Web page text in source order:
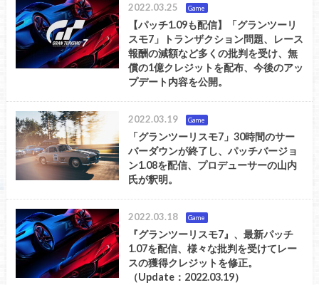
2022.03.25 Game
【パッチ1.09も配信】「グランツーリ
スモ7」トランザクション問題、レース
報酬の減額など多くの批判を受け、無
償の1億クレジットを配布、今後のアッ
プデート内容を公開。
2022.03.19 Game
「グランツーリスモ7」30時間のサー
バーダウンが終了し、パッチバージョ
ン1.08を配信、プロデューサーの山内
氏が釈明。
2022.03.18 Game
『グランツーリスモ7』、最新パッチ
1.07を配信、様々な批判を受けてレー
スの獲得クレジットを修正。
（Update：2022.03.19）